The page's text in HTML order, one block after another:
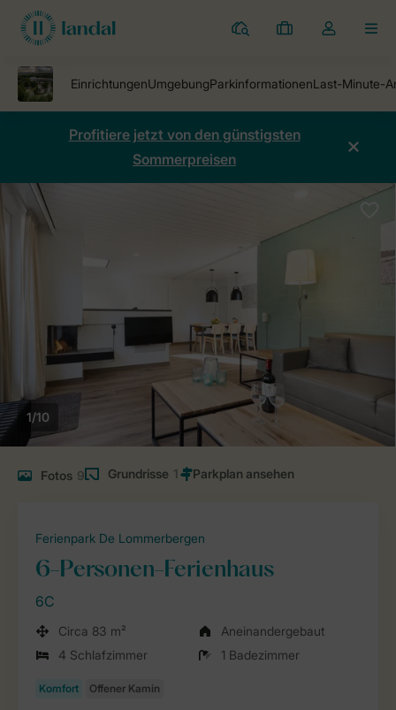
Ferienparks
Meine
Dropdown-
öffnen
Profitiere jetzt von den günstigsten
Sommerpreisen
1/10
Fotos 9 Grundrisse 1
Ferienpark De Lommerbergen
6-Personen-Ferienhaus
6C
Circa 83 m²
Aneinandergebaut
4 Schlafzimmer
1 Badezimmer